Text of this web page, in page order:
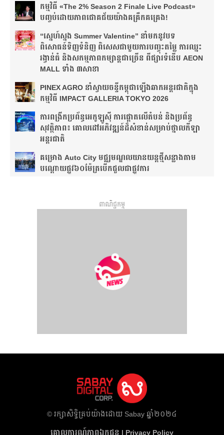
កម្មវិធី «The 2% Season 2 Finale Live Podcast»
បញ្ចប់ដោយភាពជោគជ័យយ៉ាងគគ្រឹកគគ្រេង!
“ស្នេហ៍ស្នង Summer Valentine” នាំមកនូវបទ
ពិសោធន៍ទិញទំនិញ ពិសេសជាមួយការបញ្ចុះតម្លៃ ការឈ្នះ
រង្វាន់ធំ និងសកម្មភាពកម្សាន្តជាច្រើន ពីផ្សារទំនើប AEON
MALL ទាំង ៣សាខា
PINEX AGRO នាំ​ស្វាយចន្ទី​កម្ពុជា​ឡើង​ឆាក​អន្តរជាតិ​​ក្នុង​
កម្មវិធី​ IMPACT GALLERIA TOKYO 2026
ការពង្រីកប្រព័ន្ធអេកូឡូស៊ី ការផ្តោតលើតំបន់ និងប្រព័ន្ធ
សុវត្ថិភាព៖ គោលដៅអភិវឌ្ឍន៍ដ៏សំខាន់សម្រាប់ថ្នាលកីឡា
អន្តរជាតិ
គម្រោង Auto City មជ្ឈមណ្ឌលយានយន្តថ្មីសន្លាង​តាម
បណ្តោយផ្លូវ​​៦០ម៉ែត្រ​បើកជួលជាផ្លូវការ
ពាណិជ្ជកម្ម
​© រក្សា​សិទ្ធិ​គ្រប់​យ៉ាង​ដោយ​ Sabay ឆ្នាំ​២០២៤
គោលការណ៍​ភាព​ឯកជន | Privacy Policy